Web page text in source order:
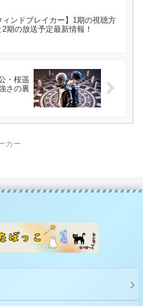
ィンドブレイカー】1期の視聴方
2期の放送予定最新情報！
・桜遥
さの裏
カー